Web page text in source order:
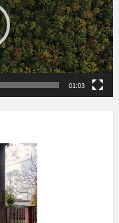
01:03